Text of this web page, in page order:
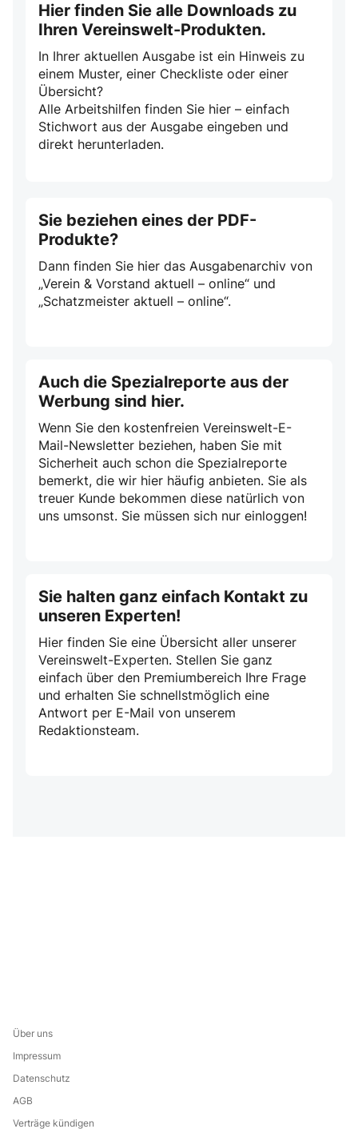
Hier finden Sie alle Downloads zu
Ihren Vereinswelt-Produkten.
In Ihrer aktuellen Ausgabe ist ein Hinweis zu
einem Muster, einer Checkliste oder einer
Übersicht?
Alle Arbeitshilfen finden Sie hier – einfach
Stichwort aus der Ausgabe eingeben und
direkt herunterladen.
Sie beziehen eines der PDF-
Produkte?
Dann finden Sie hier das Ausgabenarchiv von
„Verein & Vorstand aktuell – online“ und
„Schatzmeister aktuell – online“.
Auch die Spezialreporte aus der
Werbung sind hier.
Wenn Sie den kostenfreien Vereinswelt-E-
Mail-Newsletter beziehen, haben Sie mit
Sicherheit auch schon die Spezialreporte
bemerkt, die wir hier häufig anbieten. Sie als
treuer Kunde bekommen diese natürlich von
uns umsonst. Sie müssen sich nur einloggen!
Sie halten ganz einfach Kontakt zu
unseren Experten!
Hier finden Sie eine Übersicht aller unserer
Vereinswelt-Experten. Stellen Sie ganz
einfach über den Premiumbereich Ihre Frage
und erhalten Sie schnellstmöglich eine
Antwort per E-Mail von unserem
Redaktionsteam.
Über uns
Impressum
Datenschutz
AGB
Verträge kündigen